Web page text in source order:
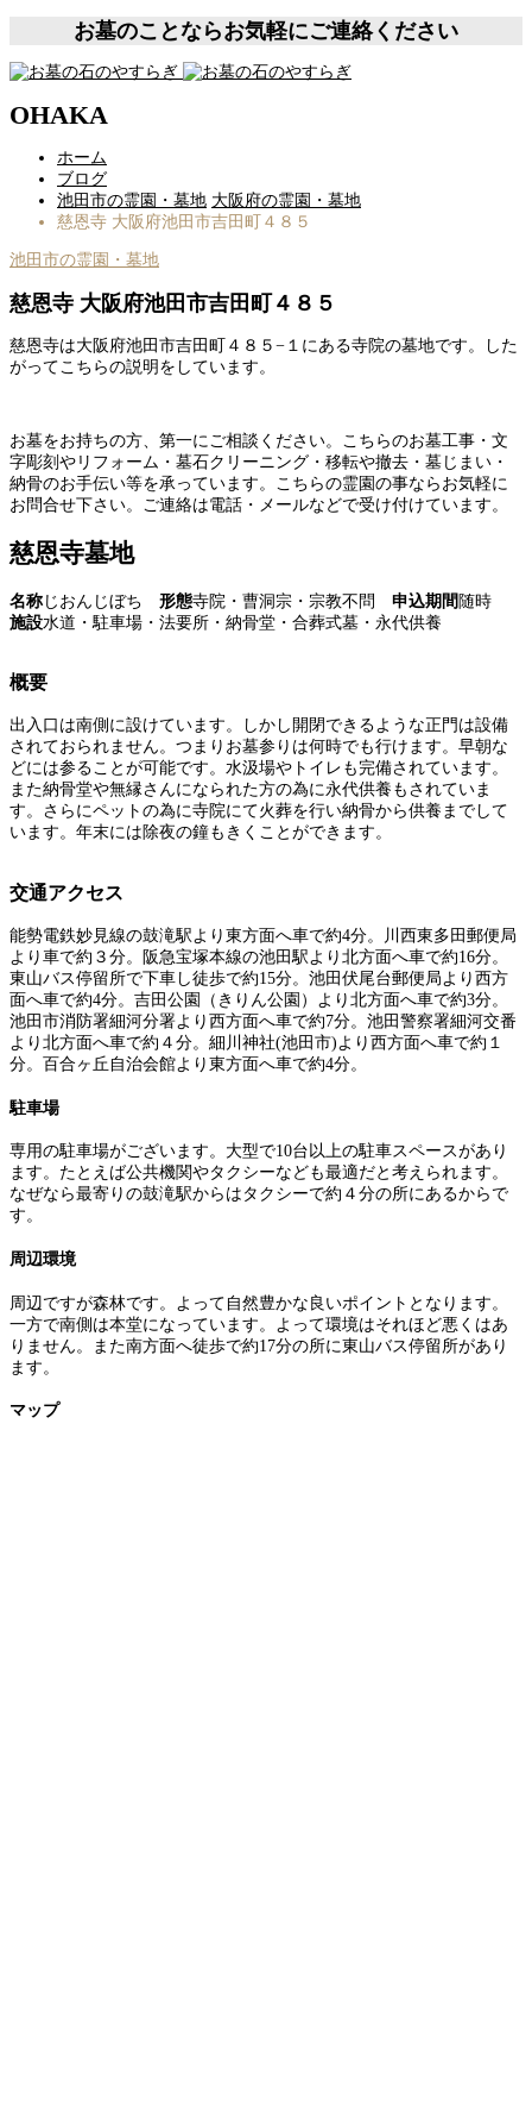
お墓のことならお気軽にご連絡ください
OHAKA
ホーム
ブログ
池田市の霊園・墓地 大阪府の霊園・墓地
慈恩寺 大阪府池田市吉田町４８５
池田市の霊園・墓地
慈恩寺 大阪府池田市吉田町４８５
慈恩寺は大阪府池田市吉田町４８５−１にある寺院の墓地です。した
がってこちらの説明をしています。
お墓をお持ちの方、第一にご相談ください。こちらのお墓工事・文
字彫刻やリフォーム・墓石クリーニング・移転や撤去・墓じまい・
納骨のお手伝い等を承っています。こちらの霊園の事ならお気軽に
お問合せ下さい。ご連絡は電話・メールなどで受け付けています。
慈恩寺墓地
名称 じおんじぼち 形態寺院・曹洞宗・宗教不問 申込期間 随時
施設水道・駐車場・法要所・納骨堂・合葬式墓・永代供養
概要
出入口は南側に設けています。しかし開閉できるような正門は設備
されておられません。つまりお墓参りは何時でも行けます。早朝な
どには参ることが可能です。水汲場やトイレも完備されています。
また納骨堂や無縁さんになられた方の為に永代供養もされていま
す。さらにペットの為に寺院にて火葬を行い納骨から供養までして
います。年末には除夜の鐘もきくことができます。
交通アクセス
能勢電鉄妙見線の鼓滝駅より東方面へ車で約4分。川西東多田郵便局
より車で約３分。阪急宝塚本線の池田駅より北方面へ車で約16分。
東山バス停留所で下車し徒歩で約15分。池田伏尾台郵便局より西方
面へ車で約4分。吉田公園（きりん公園）より北方面へ車で約3分。
池田市消防署細河分署より西方面へ車で約7分。池田警察署細河交番
より北方面へ車で約４分。細川神社(池田市)より西方面へ車で約１
分。百合ヶ丘自治会館より東方面へ車で約4分。
駐車場
専用の駐車場がございます。大型で10台以上の駐車スペースがあり
ます。たとえば公共機関やタクシーなども最適だと考えられます。
なぜなら最寄りの鼓滝駅からはタクシーで約４分の所にあるからで
す。
周辺環境
周辺ですが森林です。よって自然豊かな良いポイントとなります。
一方で南側は本堂になっています。よって環境はそれほど悪くはあ
りません。また南方面へ徒歩で約17分の所に東山バス停留所があり
ます。
マップ